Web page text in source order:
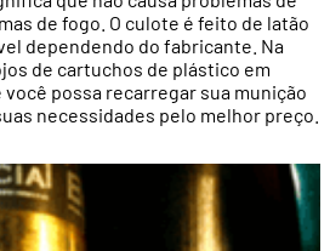
de fogo. O culote é feito de latão
dependendo do fabricante. Na
de cartuchos de plástico em
possa recarregar sua munição
necessidades pelo melhor preço.